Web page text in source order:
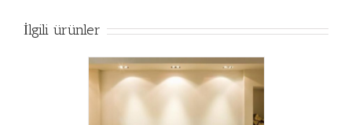
İlgili ürünler